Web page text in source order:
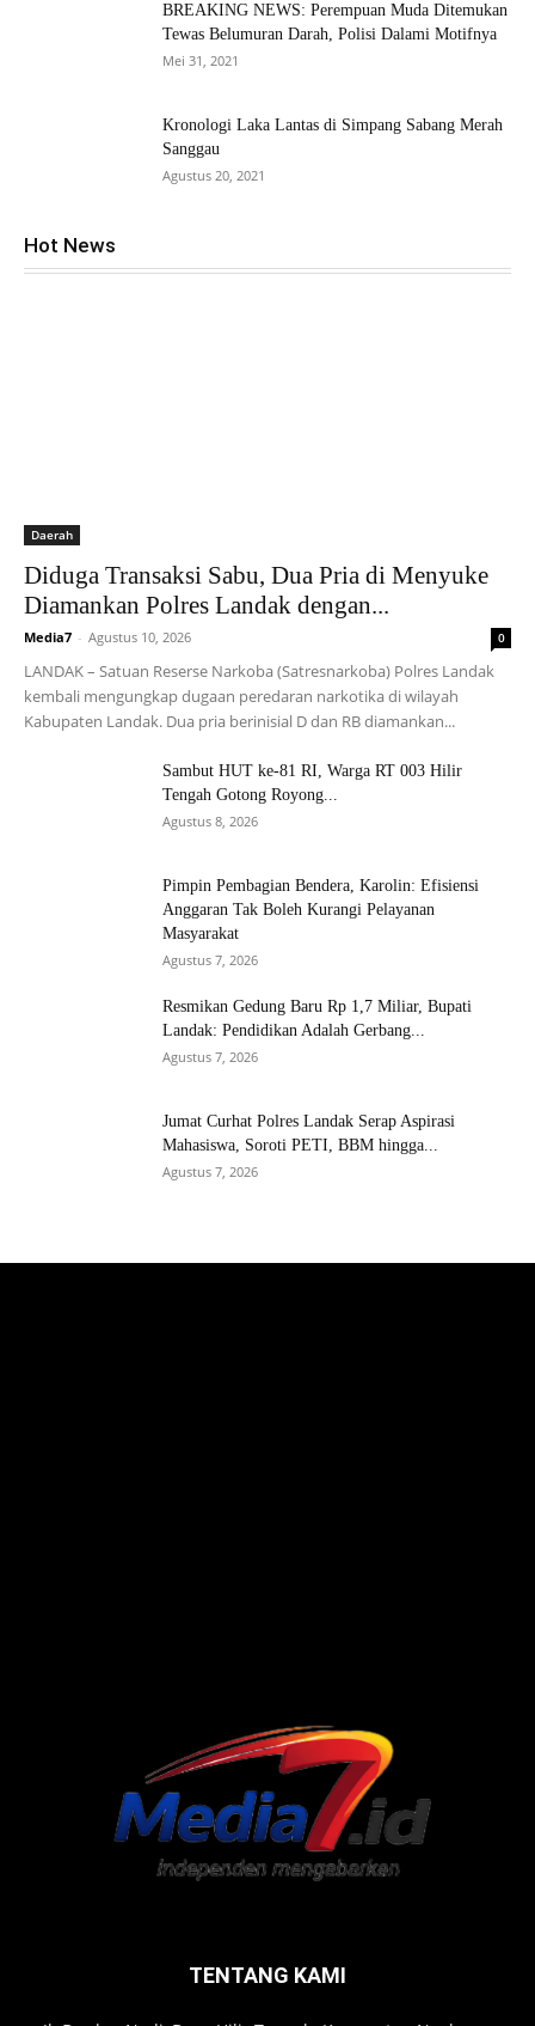
BREAKING NEWS: Perempuan Muda Ditemukan
Tewas Belumuran Darah, Polisi Dalami Motifnya
Mei 31, 2021
Kronologi Laka Lantas di Simpang Sabang Merah
Sanggau
Agustus 20, 2021
Hot News
Daerah
Diduga Transaksi Sabu, Dua Pria di Menyuke
Diamankan Polres Landak dengan...
Media7 - Agustus 10, 2026 0
LANDAK – Satuan Reserse Narkoba (Satresnarkoba) Polres Landak
kembali mengungkap dugaan peredaran narkotika di wilayah
Kabupaten Landak. Dua pria berinisial D dan RB diamankan...
Sambut HUT ke-81 RI, Warga RT 003 Hilir
Tengah Gotong Royong...
Agustus 8, 2026
Pimpin Pembagian Bendera, Karolin: Efisiensi
Anggaran Tak Boleh Kurangi Pelayanan
Masyarakat
Agustus 7, 2026
Resmikan Gedung Baru Rp 1,7 Miliar, Bupati
Landak: Pendidikan Adalah Gerbang...
Agustus 7, 2026
Jumat Curhat Polres Landak Serap Aspirasi
Mahasiswa, Soroti PETI, BBM hingga...
Agustus 7, 2026
TENTANG KAMI